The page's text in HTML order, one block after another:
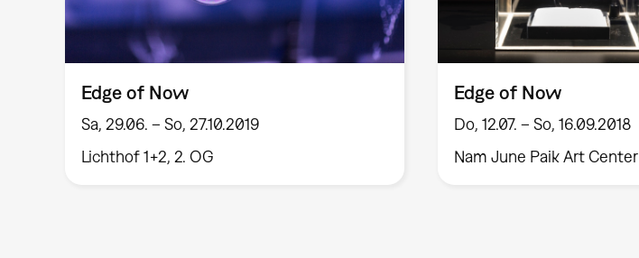
Edge of Now
Sa, 29.06. – So, 27.10.2019
Lichthof 1+2, 2. OG
Edge of Now
Do, 12.07. – So, 16.09.2018
Nam June Paik Art Center